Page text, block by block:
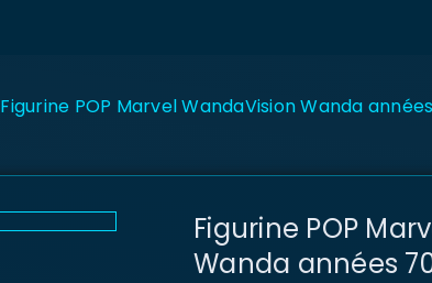
Figurine POP Marvel WandaVision Wanda
Figurine POP
Wanda années